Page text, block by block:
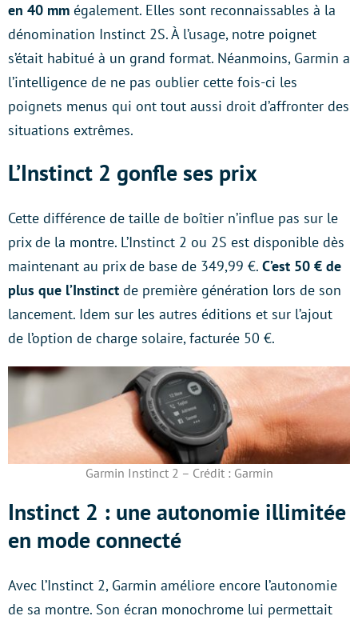
en 40 mm également. Elles sont reconnaissables à la
dénomination Instinct 2S. À l’usage, notre poignet
s’était habitué à un grand format. Néanmoins, Garmin a
l’intelligence de ne pas oublier cette fois-ci les
poignets menus qui ont tout aussi droit d’affronter des
situations extrêmes.
L’Instinct 2 gonfle ses prix
Cette différence de taille de boîtier n’influe pas sur le
prix de la montre. L’Instinct 2 ou 2S est disponible dès
maintenant au prix de base de 349,99 €. C’est 50 € de
plus que l’Instinct de première génération lors de son
lancement. Idem sur les autres éditions et sur l’ajout
de l’option de charge solaire, facturée 50 €.
Garmin Instinct 2 – Crédit : Garmin
Instinct 2 : une autonomie illimitée
en mode connecté
Avec l’Instinct 2, Garmin améliore encore l’autonomie
de sa montre. Son écran monochrome lui permettait